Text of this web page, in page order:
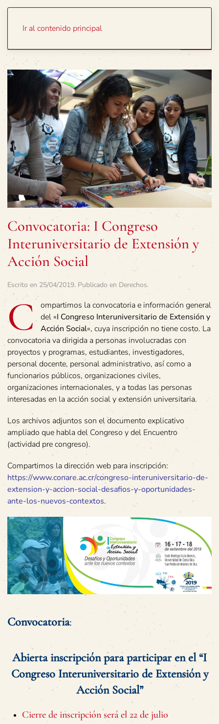
Ir al contenido principal
Convocatoria: I Congreso
Interuniversitario de Extensión y
Acción Social
Escrito en 25/04/2019. Publicado en Derechos.
C
ompartimos la convocatoria e información general
del «I Congreso Interuniversitario de Extensión y
Acción Social«, cuya inscripción no tiene costo. La
convocatoria va dirigida a personas involucradas con
proyectos y programas, estudiantes, investigadores,
personal docente, personal administrativo, así como a
funcionarios públicos, organizaciones civiles,
organizaciones internacionales, y a todas las personas
interesadas en la acción social y extensión universitaria.
Los archivos adjuntos son el documento explicativo
ampliado que habla del Congreso y del Encuentro
(actividad pre congreso).
Compartimos la dirección web para inscripción:
https://www.conare.ac.cr/congreso-interuniversitario-de-
extension-y-accion-social-desafios-y-oportunidades-
ante-los-nuevos-contextos.
Convocatoria:
Abierta inscripción para participar en el “I
Congreso Interuniversitario de Extensión y
Acción Social”
Cierre de inscripción será el 22 de julio